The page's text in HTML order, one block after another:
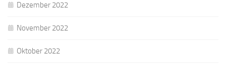
Dezember 2022
November 2022
Oktober 2022